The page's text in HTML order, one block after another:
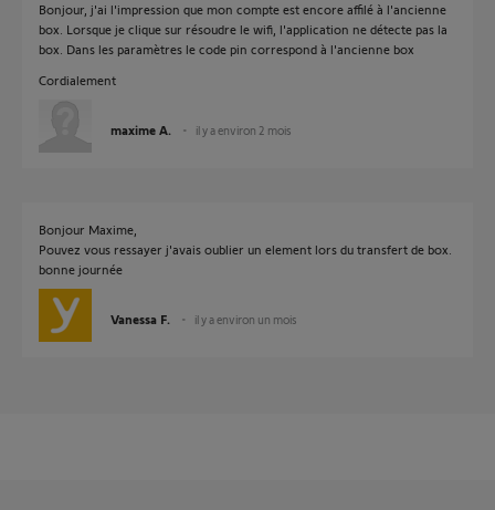
Bonjour, j'ai l'impression que mon compte est encore affilé à l'ancienne
box. Lorsque je clique sur résoudre le wifi, l'application ne détecte pas la
box. Dans les paramètres le code pin correspond à l'ancienne box
Cordialement
maxime A. il y a environ 2 mois
Bonjour Maxime,
Pouvez vous ressayer j'avais oublier un element lors du transfert de box.
bonne journée
Vanessa F. il y a environ un mois